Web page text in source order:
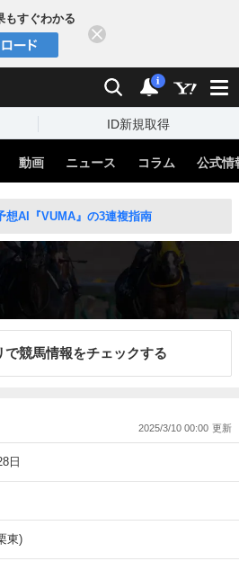
もすぐわかる
検索 通知
i
ID新規取得
動画 ニュース コラム 公式情
想AI『VUMA』の3連複指南
で競馬情報をチェックする
2025/3/10 00:00
日
東)